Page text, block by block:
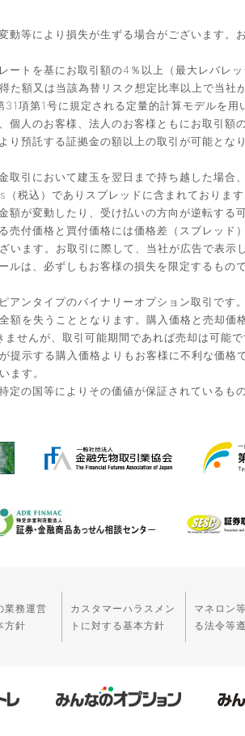
等により損失が生ずる場合がございます。
トを基にお取引額の4％以上（最大レバレ
額又は当該為替リスク想定比率以上で当
項第1号に規定される定量的計算モデルを用
人のお客様、法人のお客様ともにお取引額
預託する証拠金の額以上の取引が可能とな
引において建玉を翌日まで持ち越した場合
税込）でありスプレッドに含まれておりま
が変動したり、受け払いの方向が逆転する
付価格と買付価格には価格差（スプレッド
ます。お取引に際して、当社が広告で表
は、必ずしもお客様の損失を限定するもの
ンタイプのバイナリーオプション取引です
を失うこととなります。購入価格と売却
せんが、取引可能期間であれば売却は可能
示する購入価格よりもお客様に不利な価
ます。
の国等によりその価値が保証されているも
業務運営
方針
カスタマーハラスメン
トに対する基本方針
マネロン
る法令等